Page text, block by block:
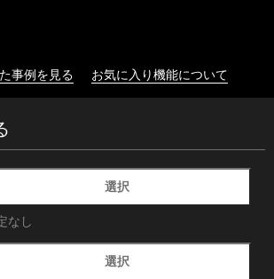
事例を見る お気に入り機能について
選択
なし
選択